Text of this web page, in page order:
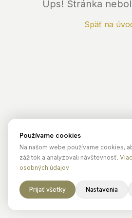
Ups! Stránka
Späť na
Používame cookies
Na našom webe používame cookies,
zážitok a analyzovali návštevnosť.
osobných údajov
Prijať všetky Nastavenia